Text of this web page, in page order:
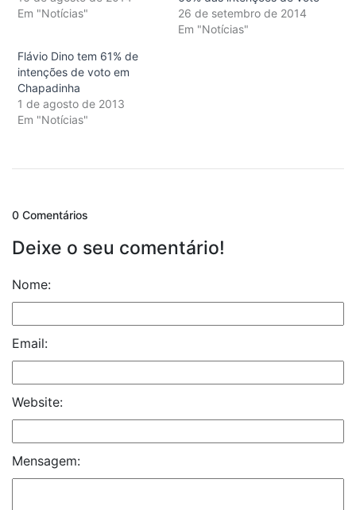
Em "Notícias"
26 de setembro de 2014
Em "Notícias"
Flávio Dino tem 61% de
intenções de voto em
Chapadinha
1 de agosto de 2013
Em "Notícias"
0 Comentários
Deixe o seu comentário!
Nome:
Email:
Website:
Mensagem: